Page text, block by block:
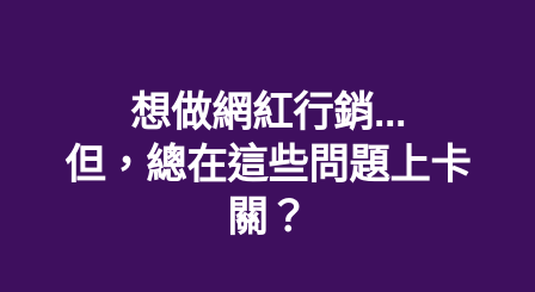
想做網紅行銷...
但，總在這些問題上卡
關？